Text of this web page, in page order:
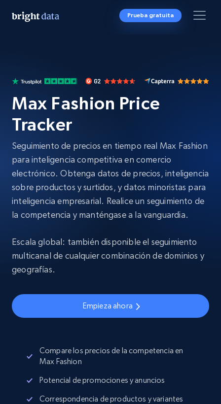
Prueba gratuita
Max Fashion Price
Tracker
Seguimiento de precios en tiempo real Max Fashion
para inteligencia competitiva en comercio
electrónico. Obtenga datos de precios, inteligencia
sobre productos y surtidos, y datos minoristas para
inteligencia empresarial. Realice un seguimiento de
la competencia y manténgase a la vanguardia.
Escala global: también disponible el seguimiento
multicanal de cualquier combinación de dominios y
geografías.
Empieza ahora
Compare los precios de la competencia en
Max Fashion
Potencial de promociones y anuncios
Correspondencia de productos y variantes